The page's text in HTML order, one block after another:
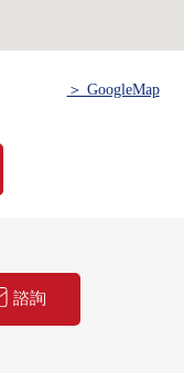
＞ GoogleMap
諮詢